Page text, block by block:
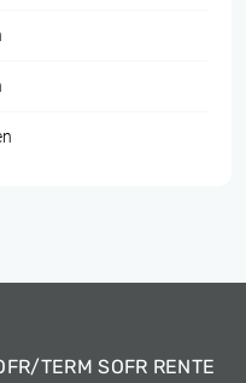
TERM SOFR RENTE